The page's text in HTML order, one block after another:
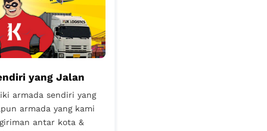
yang Jalan
armada sendiri yang
armada yang kami
antar kota &